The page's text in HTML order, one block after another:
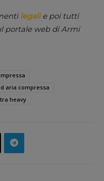
legalie poi tutti
portale web di Armi
aria compressa
heavy